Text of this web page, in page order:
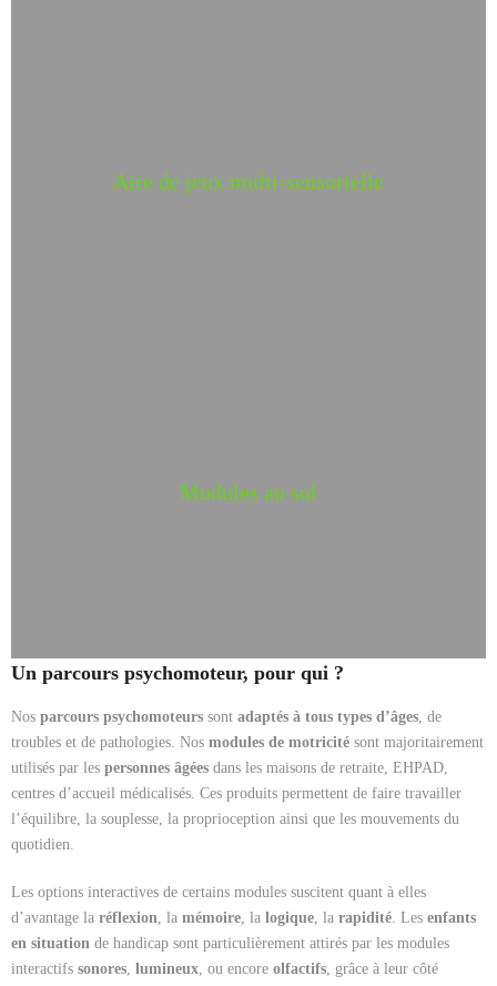
Aire de jeux multi-sensorielle
Modules au sol
Un parcours psychomoteur, pour qui ?
Nos parcours psychomoteurs sont adaptés à tous types d’âges, de
troubles et de pathologies. Nos modules de motricité sont majoritairement
utilisés par les personnes âgées dans les maisons de retraite, EHPAD,
centres d’accueil médicalisés. Ces produits permettent de faire travailler
l’équilibre, la souplesse, la proprioception ainsi que les mouvements du
quotidien.
Les options interactives de certains modules suscitent quant à elles
d’avantage la réflexion, la mémoire, la logique, la rapidité. Les enfants
en situation de handicap sont particulièrement attirés par les modules
interactifs sonores, lumineux, ou encore olfactifs, grâce à leur côté